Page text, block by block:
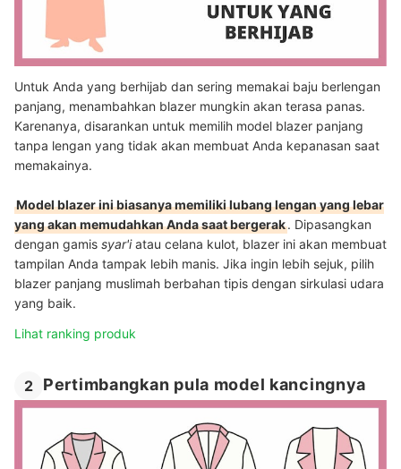
Untuk Anda yang berhijab dan sering memakai baju berlengan
panjang, menambahkan blazer mungkin akan terasa panas.
Karenanya, disarankan untuk memilih model blazer panjang
tanpa lengan yang tidak akan membuat Anda kepanasan saat
memakainya.
Model blazer ini biasanya memiliki lubang lengan yang lebar
yang akan memudahkan Anda saat bergerak. Dipasangkan
dengan gamis syar'iatau celana kulot, blazer ini akan membuat
tampilan Anda tampak lebih manis. Jika ingin lebih sejuk, pilih
blazer panjang muslimah berbahan tipis dengan sirkulasi udara
yang baik.
Lihat ranking produk
2 Pertimbangkan pula model kancingnya